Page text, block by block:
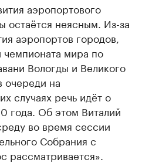
аэропортового
остаётся неясным. Из-за
аэропортов городов,
мира по
Вологды и Великого
очереди на
случаях речь идёт о
года. Об этом Виталий
во время сессии
Собрания с
рассматривается».